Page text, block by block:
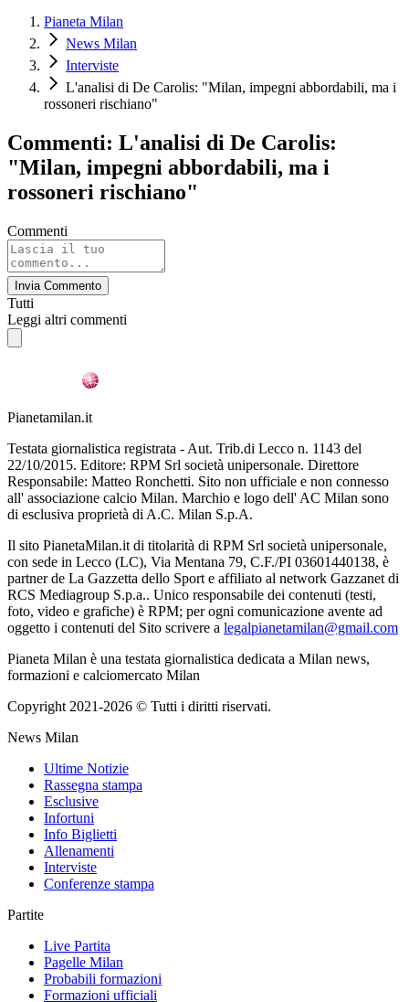
Pianeta Milan
News Milan
Interviste
L'analisi di De Carolis: "Milan, impegni abbordabili, ma i
rossoneri rischiano"
Commenti: L'analisi di De Carolis:
"Milan, impegni abbordabili, ma i
rossoneri rischiano"
Commenti
Invia Commento
Tutti
Leggi altri commenti
Pianetamilan.it
Testata giornalistica registrata - Aut. Trib.di Lecco n. 1143 del
22/10/2015. Editore: RPM Srl società unipersonale. Direttore
Responsabile: Matteo Ronchetti. Sito non ufficiale e non connesso
all' associazione calcio Milan. Marchio e logo dell' AC Milan sono
di esclusiva proprietà di A.C. Milan S.p.A.
Il sito PianetaMilan.it di titolarità di RPM Srl società unipersonale,
con sede in Lecco (LC), Via Mentana 79, C.F./PI 03601440138, è
partner de La Gazzetta dello Sport e affiliato al network Gazzanet di
RCS Mediagroup S.p.a.. Unico responsabile dei contenuti (testi,
foto, video e grafiche) è RPM; per ogni comunicazione avente ad
oggetto i contenuti del Sito scrivere a legalpianetamilan@gmail.com
Pianeta Milan è una testata giornalistica dedicata a Milan news,
formazioni e calciomercato Milan
Copyright 2021-2026 © Tutti i diritti riservati.
News Milan
Ultime Notizie
Rassegna stampa
Esclusive
Infortuni
Info Biglietti
Allenamenti
Interviste
Conferenze stampa
Partite
Live Partita
Pagelle Milan
Probabili formazioni
Formazioni ufficiali